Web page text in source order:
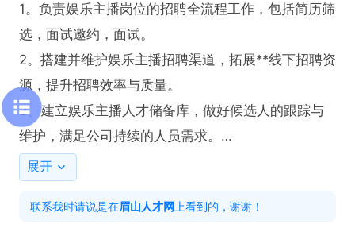
1。负责娱乐主播岗位的招聘全流程工作，包括简历筛
选，面试邀约，面试。
2。搭建并维护娱乐主播招聘渠道，拓展**线下招聘资
源，提升招聘效率与质量。
3。建立娱乐主播人才储备库，做好候选人的跟踪与
维护，满足公司持续的人员需求。
4。配合团队完成其他招聘相关支持性工作。
任职要求
展开
联系我时请说是在眉山人才网 上看到的，谢谢！